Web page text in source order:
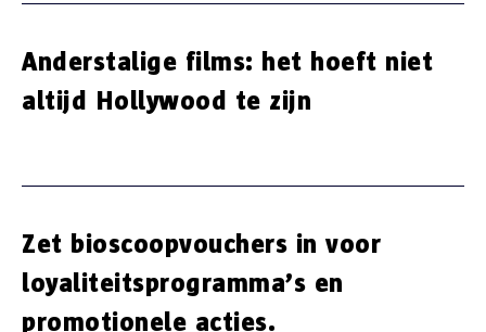
Anderstalige films: het hoeft niet
altijd Hollywood te zijn
Zet bioscoopvouchers in voor
loyaliteitsprogramma’s en
promotionele acties.